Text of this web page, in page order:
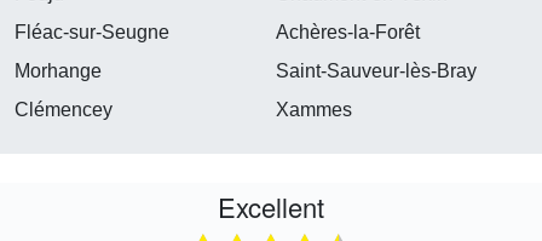
Fléac-sur-Seugne
Achères-la-Forêt
Morhange
Saint-Sauveur-lès-Bray
Clémencey
Xammes
Excellent